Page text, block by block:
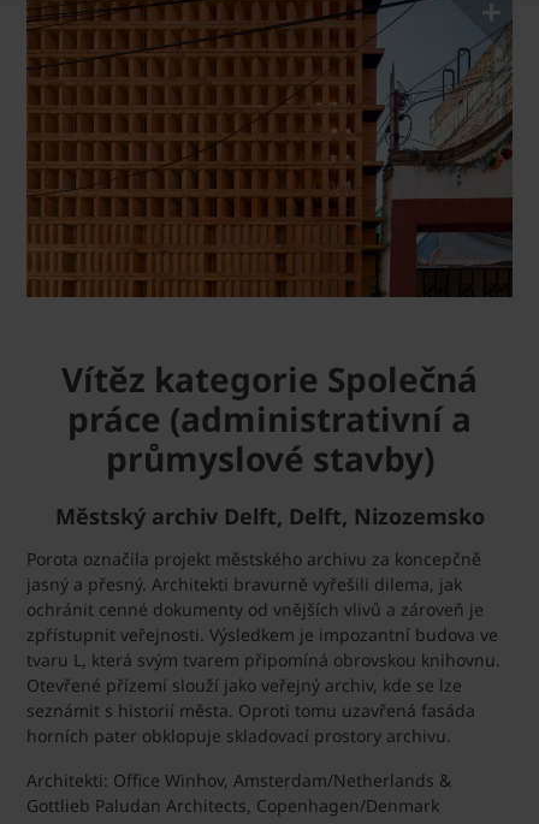
Vítěz kategorie Společná
práce (administrativní a
průmyslové stavby)
Městský archiv Delft, Delft, Nizozemsko
Porota označila projekt městského archivu za koncepčně
jasný a přesný. Architekti bravurně vyřešili dilema, jak
ochránit cenné dokumenty od vnějších vlivů a zároveň je
zpřístupnit veřejnosti. Výsledkem je impozantní budova ve
tvaru L, která svým tvarem připomíná obrovskou knihovnu.
Otevřené přízemí slouží jako veřejný archiv, kde se lze
seznámit s historií města. Oproti tomu uzavřená fasáda
horních pater obklopuje skladovací prostory archivu.
Architekti: Office Winhov, Amsterdam/Netherlands &
Gottlieb Paludan Architects, Copenhagen/Denmark